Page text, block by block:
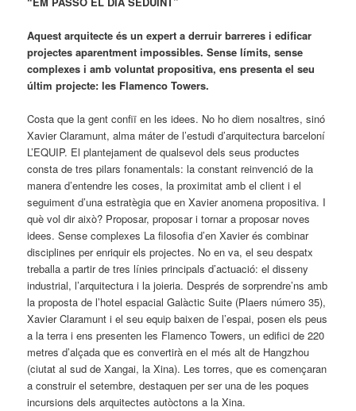
Aquest arquitecte és un expert a derruir barreres i edificar
projectes aparentment impossibles. Sense límits, sense
complexes i amb voluntat propositiva, ens presenta el seu
últim projecte: les Flamenco Towers.
Costa que la gent confiï en les idees. No ho diem nosaltres, sinó
Xavier Claramunt, alma máter de l’estudi d’arquitectura barceloní
L’EQUIP. El plantejament de qualsevol dels seus productes
consta de tres pilars fonamentals: la constant reinvenció de la
manera d’entendre les coses, la proximitat amb el client i el
seguiment d’una estratègia que en Xavier anomena propositiva. I
què vol dir això? Proposar, proposar i tornar a proposar noves
idees. Sense complexes La filosofia d’en Xavier és combinar
disciplines per enriquir els projectes. No en va, el seu despatx
treballa a partir de tres línies principals d’actuació: el disseny
industrial, l’arquitectura i la joieria. Després de sorprendre’ns amb
la proposta de l’hotel espacial Galàctic Suite (Plaers número 35),
Xavier Claramunt i el seu equip baixen de l’espai, posen els peus
a la terra i ens presenten les Flamenco Towers, un edifici de 220
metres d’alçada que es convertirà en el més alt de Hangzhou
(ciutat al sud de Xangai, la Xina). Les torres, que es començaran
a construir el setembre, destaquen per ser una de les poques
incursions dels arquitectes autòctons a la Xina.